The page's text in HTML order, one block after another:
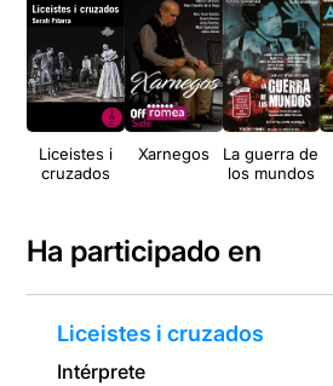
Liceistes i
cruzados
Xarnegos
La guerra de
los mundos
Ha participado en
Liceistes i cruzados
Intérprete